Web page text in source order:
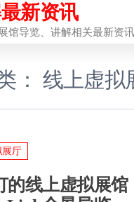
新资讯
馆导览、讲解相关最新资讯
： 线上虚拟
展厅
的线上虚拟展馆